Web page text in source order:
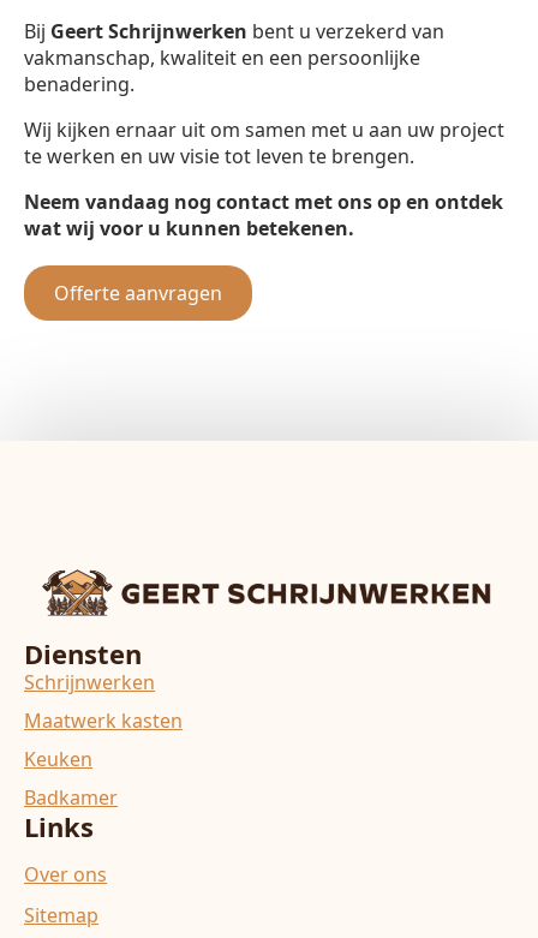
Bij Geert Schrijnwerken bent u verzekerd van
vakmanschap, kwaliteit en een persoonlijke
benadering.
Wij kijken ernaar uit om samen met u aan uw project
te werken en uw visie tot leven te brengen.
Neem vandaag nog contact met ons op en ontdek
wat wij voor u kunnen betekenen.
Offerte aanvragen
Diensten
Schrijnwerken
Maatwerk kasten
Keuken
Badkamer
Links
Over ons
Sitemap